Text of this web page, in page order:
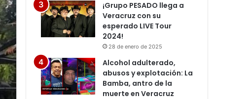
¡Grupo PESADO llega a
Veracruz con su
esperado LIVE Tour
2024!
28 de enero de 2025
Alcohol adulterado,
abusos y explotación: La
Bamba, antro de la
muerte en Veracruz